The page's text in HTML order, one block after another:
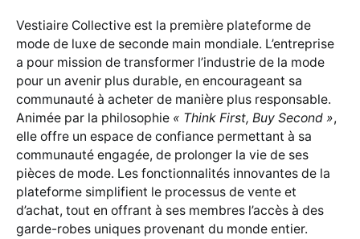
Vestiaire Collective est la première plateforme de
mode de luxe de seconde main mondiale. L’entreprise
a pour mission de transformer l’industrie de la mode
pour un avenir plus durable, en encourageant sa
communauté à acheter de manière plus responsable.
Animée par la philosophie « Think First, Buy Second »,
elle offre un espace de confiance permettant à sa
communauté engagée, de prolonger la vie de ses
pièces de mode. Les fonctionnalités innovantes de la
plateforme simplifient le processus de vente et
d’achat, tout en offrant à ses membres l’accès à des
garde-robes uniques provenant du monde entier.